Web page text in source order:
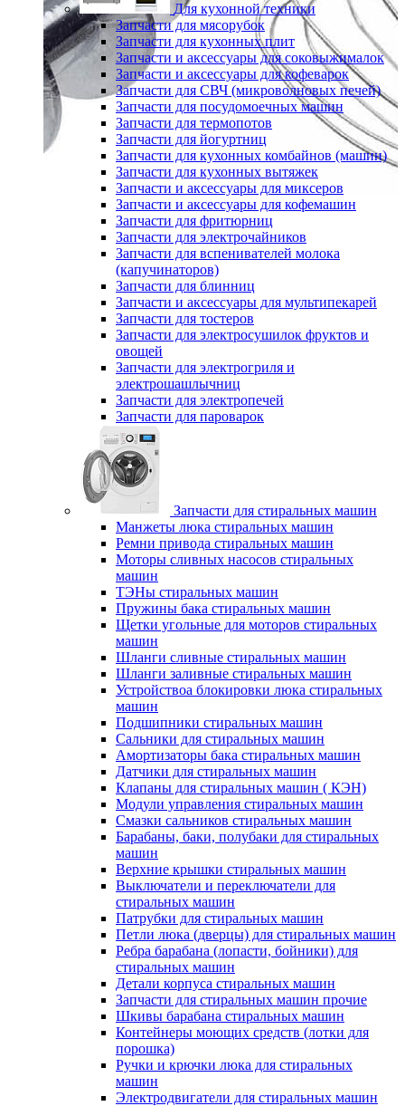
Для кухонной техники
Запчасти для мясорубок
Запчасти для кухонных плит
Запчасти и аксессуары для соковыжималок
Запчасти и аксессуары для кофеварок
Запчасти для СВЧ (микроволновых печей)
Запчасти для посудомоечных машин
Запчасти для термопотов
Запчасти для йогуртниц
Запчасти для кухонных комбайнов (машин)
Запчасти для кухонных вытяжек
Запчасти и аксессуары для миксеров
Запчасти и аксессуары для кофемашин
Запчасти для фритюрниц
Запчасти для электрочайников
Запчасти для вспенивателей молока
(капучинаторов)
Запчасти для блинниц
Запчасти и аксессуары для мультипекарей
Запчасти для тостеров
Запчасти для электросушилок фруктов и
овощей
Запчасти для электрогриля и
электрошашлычниц
Запчасти для электропечей
Запчасти для пароварок
Запчасти для стиральных машин
Манжеты люка стиральных машин
Ремни привода стиральных машин
Моторы сливных насосов стиральных
машин
ТЭНы стиральных машин
Пружины бака стиральных машин
Щетки угольные для моторов стиральных
машин
Шланги сливные стиральных машин
Шланги заливные стиральных машин
Устройствоа блокировки люка стиральных
машин
Подшипники стиральных машин
Сальники для стиральных машин
Амортизаторы бака стиральных машин
Датчики для стиральных машин
Клапаны для стиральных машин ( КЭН)
Модули управления стиральных машин
Смазки сальников стиральных машин
Барабаны, баки, полубаки для стиральных
машин
Верхние крышки стиральных машин
Выключатели и переключатели для
стиральных машин
Патрубки для стиральных машин
Петли люка (дверцы) для стиральных машин
Ребра барабана (лопасти, бойники) для
стиральных машин
Детали корпуса стиральных машин
Запчасти для стиральных машин прочие
Шкивы барабана стиральных машин
Контейнеры моющих средств (лотки для
порошка)
Ручки и крючки люка для стиральных
машин
Электродвигатели для стиральных машин